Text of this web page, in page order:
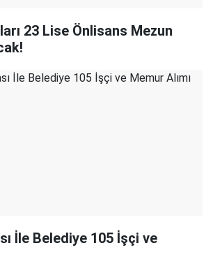
23 Lise Önlisans Mezun
İle Belediye 105 İşçi ve